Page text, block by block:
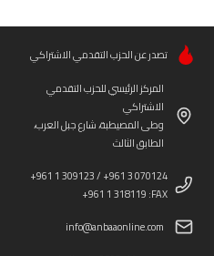
تصدر عن الحزب التقدمي الاشتراكي
المركز الرئيسي للحزب التقدمي
الاشتراكي
وطى المصيطبة، شارع جبل العرب،
الطابق الثالث
+961 1 309123 / +961 3 070124
+961 1 318119 :FAX
info@anbaaonline.com